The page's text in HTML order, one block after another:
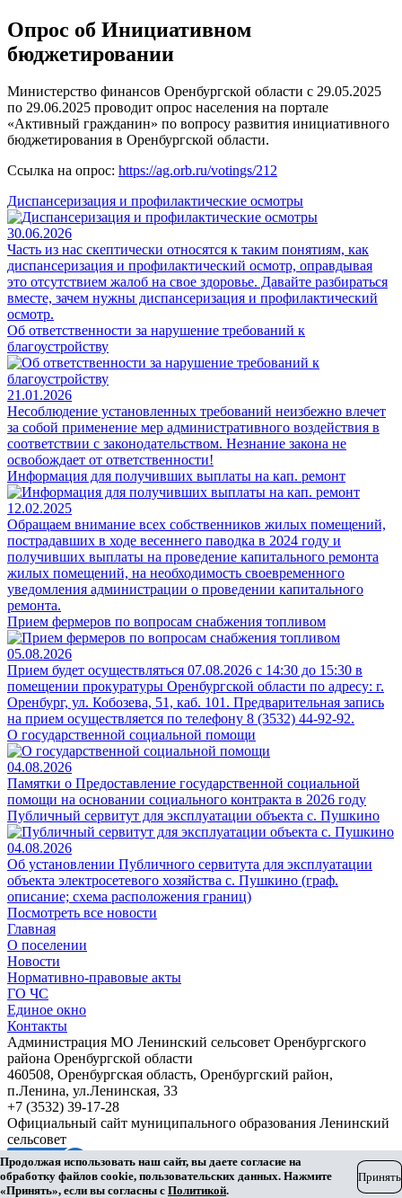
Опрос об Инициативном
бюджетировании
Министерство финансов Оренбургской области с 29.05.2025
по 29.06.2025 проводит опрос населения на портале
«Активный гражданин» по вопросу развития инициативного
бюджетирования в Оренбургской области.
Ссылка на опрос: https://ag.orb.ru/votings/212
Диспансеризация и профилактические осмотры
30.06.2026
Часть из нас скептически относятся к таким понятиям, как
диспансеризация и профилактический осмотр, оправдывая
это отсутствием жалоб на свое здоровье. Давайте разбираться
вместе, зачем нужны диспансеризация и профилактический
осмотр.
Об ответственности за нарушение требований к
благоустройству
21.01.2026
Несоблюдение установленных требований неизбежно влечет
за собой применение мер административного воздействия в
соответствии с законодательством. Незнание закона не
освобождает от ответственности!
Информация для получивших выплаты на кап. ремонт
12.02.2025
Обращаем внимание всех собственников жилых помещений,
пострадавших в ходе весеннего паводка в 2024 году и
получивших выплаты на проведение капитального ремонта
жилых помещений, на необходимость своевременного
уведомления администрации о проведении капитального
ремонта.
Прием фермеров по вопросам снабжения топливом
05.08.2026
Прием будет осуществляться 07.08.2026 с 14:30 до 15:30 в
помещении прокуратуры Оренбургской области по адресу: г.
Оренбург, ул. Кобозева, 51, каб. 101. Предварительная запись
на прием осуществляется по телефону 8 (3532) 44-92-92.
О государственной социальной помощи
04.08.2026
Памятки о Предоставление государственной социальной
помощи на основании социального контракта в 2026 году
Публичный сервитут для эксплуатации объекта с. Пушкино
04.08.2026
Об установлении Публичного сервитута для эксплуатации
объекта электросетевого хозяйства с. Пушкино (граф.
описание; схема расположения границ)
Посмотреть все новости
Главная
О поселении
Новости
Нормативно-правовые акты
ГО ЧС
Единое окно
Контакты
Администрация МО Ленинский сельсовет Оренбургского
района Оренбургской области
460508, Оренбургская область, Оренбургский район,
п.Ленина, ул.Ленинская, 33
+7 (3532) 39-17-28
Официальный сайт муниципального образования Ленинский
сельсовет
Разработка сайта
Продолжая использовать наш сайт, вы даете согласие на
обработку файлов cookie, пользовательских данных. Нажмите
«Принять», если вы согласны с Политикой.
Принять